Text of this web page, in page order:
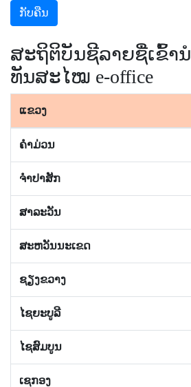
ກັບຄືນ
ສະຖິຕິບັນຊີລາຍຊື່ເຂົ້າ
ທັນສະໄໝ e-office
ແຂວງ
ຄຳມ່ວນ
ຈຳປາສັກ
ສາລະວັນ
ສະຫວັນນະເຂດ
ຊຽງຂວາງ
ໄຊຍະບູລີ
ໄຊສົມບູນ
ເຊກອງ